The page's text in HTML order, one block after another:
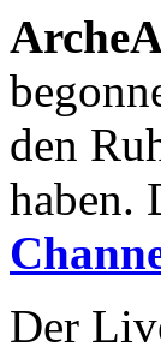
den
haben.
Der